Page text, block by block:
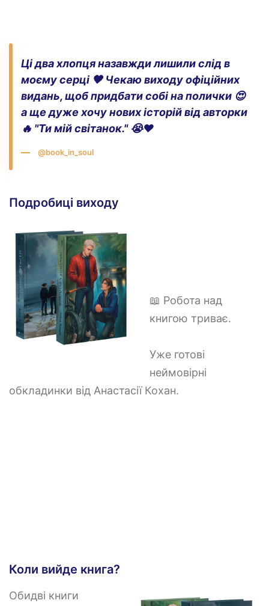
Ці два хлопця назавжди лишили слід в
моєму серці 🖤 Чекаю виходу офіційних
видань, щоб придбати собі на полички 😍
а ще дуже хочу нових історій від авторки
🔥 "Ти мій світанок." 😭♥️
@book_in_soul
Подробиці виходу
📖 Робота над
книгою триває.
Уже готові
неймовірні
обкладинки від Анастасії Кохан.
Коли вийде книга?
Обидві книги